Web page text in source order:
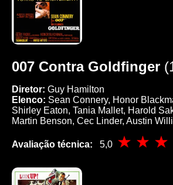
007 Contra Goldfinger
Diretor: Guy Hamilton
Elenco: Sean Connery, Honor
Shirley Eaton, Tania Mallet, Harold
Martin Benson, Cec Linder, Austin
Avaliação técnica: 5,0